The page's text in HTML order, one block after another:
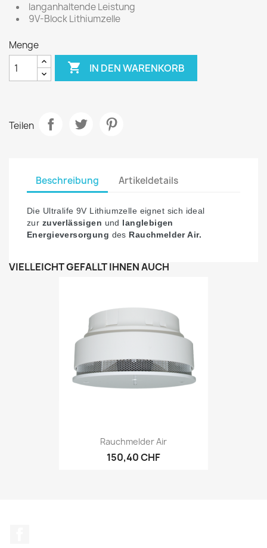
langanhaltende Leistung
9V-Block Lithiumzelle
Menge
 IN DEN WARENKORB
Teilen
Beschreibung Artikeldetails
Die Ultralife 9V Lithiumzelle eignet sich ideal
zur zuverlässigen und langlebigen
Energieversorgung des Rauchmelder Air.
VIELLEICHT GEFÄLLT IHNEN AUCH
Rauchmelder Air
150,40 CHF